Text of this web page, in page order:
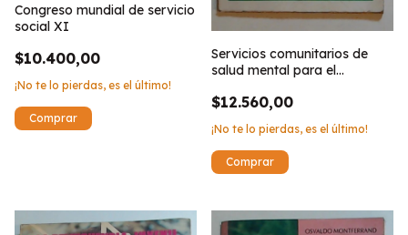
Congreso mundial de servicio
social XI
$10.400,00
¡No te lo pierdas, es el último!
Servicios comunitarios de
salud mental para el
$12.560,00
¡No te lo pierdas, es el último!